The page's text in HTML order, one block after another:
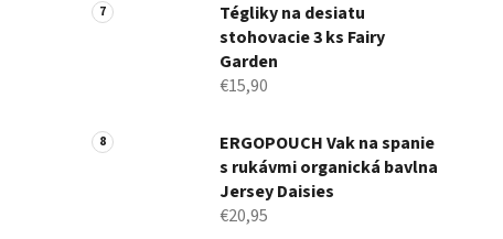
Tégliky na desiatu
stohovacie 3 ks Fairy
Garden
€15,90
ERGOPOUCH Vak na spanie
s rukávmi organická bavlna
Jersey Daisies
€20,95